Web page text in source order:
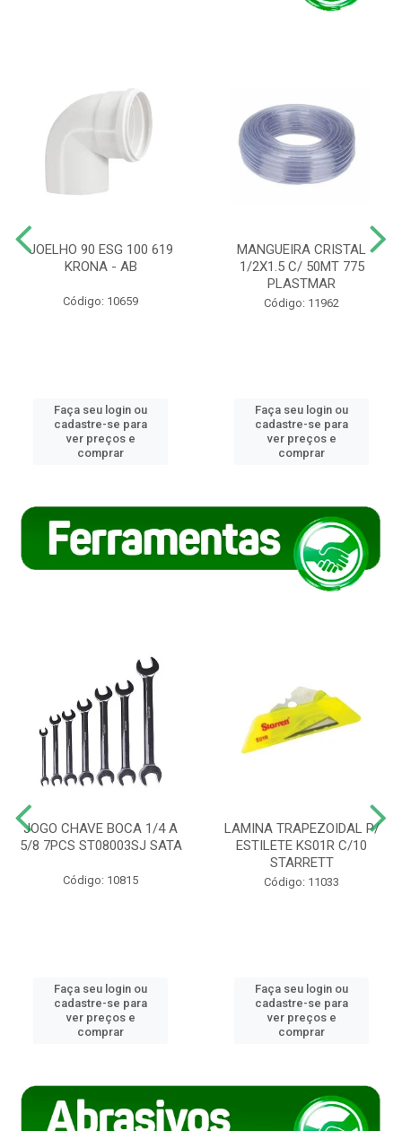
JOELHO 90 ESG 100 619
KRONA - AB
Código: 10659
Faça seu login ou
cadastre-se para
ver preços e
comprar
MANGUEIRA CRISTAL
1/2X1.5 C/ 50MT 775
PLASTMAR
Código: 11962
Faça seu login ou
cadastre-se para
ver preços e
comprar
JOGO CHAVE BOCA 1/4 A
5/8 7PCS ST08003SJ SATA
Código: 10815
Faça seu login ou
cadastre-se para
ver preços e
comprar
LAMINA TRAPEZOIDAL P/
ESTILETE KS01R C/10
STARRETT
Código: 11033
Faça seu login ou
cadastre-se para
ver preços e
comprar